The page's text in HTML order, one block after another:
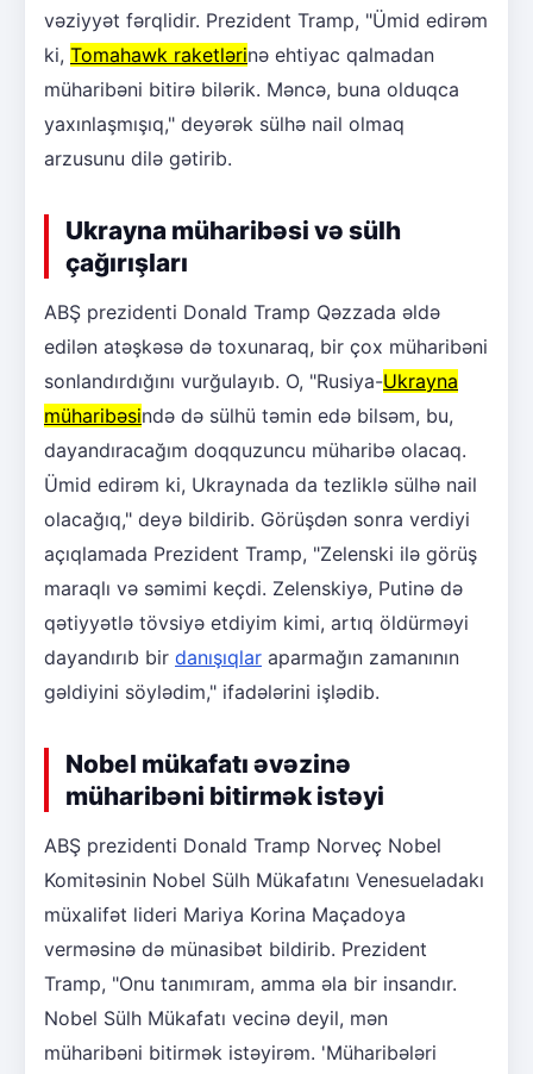
vəziyyət fərqlidir. Prezident Tramp, "Ümid edirəm
ki, Tomahawk raketlərinə ehtiyac qalmadan
müharibəni bitirə bilərik. Məncə, buna olduqca
yaxınlaşmışıq," deyərək sülhə nail olmaq
arzusunu dilə gətirib.
Ukrayna müharibəsi və sülh
çağırışları
ABŞ prezidenti Donald Tramp Qəzzada əldə
edilən atəşkəsə də toxunaraq, bir çox müharibəni
sonlandırdığını vurğulayıb. O, "Rusiya-Ukrayna
müharibəsində də sülhü təmin edə bilsəm, bu,
dayandıracağım doqquzuncu müharibə olacaq.
Ümid edirəm ki, Ukraynada da tezliklə sülhə nail
olacağıq," deyə bildirib. Görüşdən sonra verdiyi
açıqlamada Prezident Tramp, "Zelenski ilə görüş
maraqlı və səmimi keçdi. Zelenskiyə, Putinə də
qətiyyətlə tövsiyə etdiyim kimi, artıq öldürməyi
dayandırıb bir danışıqlar aparmağın zamanının
gəldiyini söylədim," ifadələrini işlədib.
Nobel mükafatı əvəzinə
müharibəni bitirmək istəyi
ABŞ prezidenti Donald Tramp Norveç Nobel
Komitəsinin Nobel Sülh Mükafatını Venesueladakı
müxalifət lideri Mariya Korina Maçadoya
verməsinə də münasibət bildirib. Prezident
Tramp, "Onu tanımıram, amma əla bir insandır.
Nobel Sülh Mükafatı vecinə deyil, mən
müharibəni bitirmək istəyirəm. 'Müharibələri